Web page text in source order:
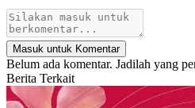
Masuk untuk Komentar
Belum ada komentar. Jadilah yang
Berita Terkait